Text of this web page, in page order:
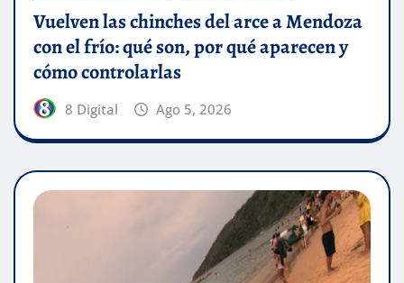
Vuelven las chinches del arce a Mendoza
con el frío: qué son, por qué aparecen y
cómo controlarlas
8 Digital Ago 5, 2026